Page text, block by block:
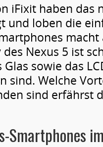
iFixit haben das
und loben die
Nexus 5 ist
sowie das
sind. Welche
sind erfährst
Smartphones